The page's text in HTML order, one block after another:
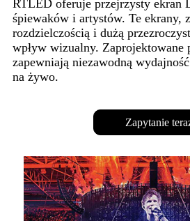
RTLED oferuje przejrzysty ekran
śpiewaków i artystów. Te ekrany,
rozdzielczością i dużą
wpływ wizualny. Zaprojektowane
zapewniają niezawodną
na żywo.
Zapytanie